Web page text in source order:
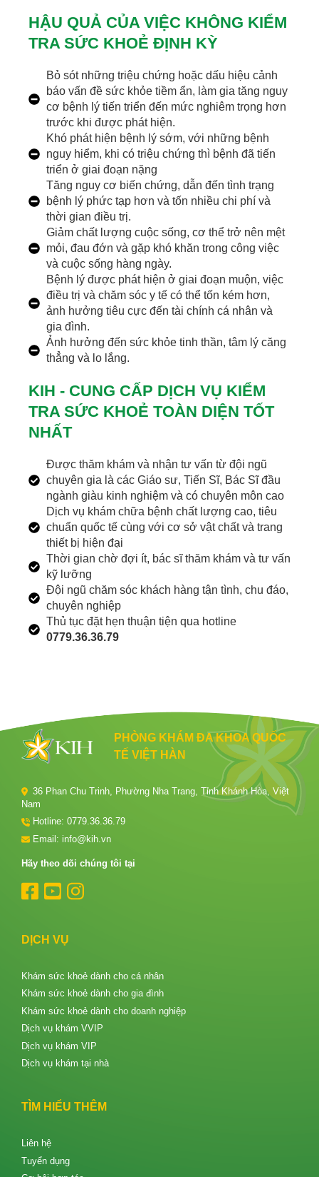
HẬU QUẢ CỦA VIỆC KHÔNG KIỂM
TRA SỨC KHOẺ ĐỊNH KỲ
Bỏ sót những triệu chứng hoặc dấu hiệu cảnh
báo vấn đề sức khỏe tiềm ẩn, làm gia tăng nguy
cơ bệnh lý tiến triển đến mức nghiêm trọng hơn
trước khi được phát hiện.
Khó phát hiện bệnh lý sớm, với những bệnh
nguy hiểm, khi có triệu chứng thì bệnh đã tiến
triển ở giai đoạn nặng
Tăng nguy cơ biến chứng, dẫn đến tình trạng
bệnh lý phức tạp hơn và tốn nhiều chi phí và
thời gian điều trị.
Giảm chất lượng cuộc sống, cơ thể trở nên mệt
mỏi, đau đớn và gặp khó khăn trong công việc
và cuộc sống hàng ngày.
Bệnh lý được phát hiện ở giai đoạn muộn, việc
điều trị và chăm sóc y tế có thể tốn kém hơn,
ảnh hưởng tiêu cực đến tài chính cá nhân và
gia đình.
Ảnh hưởng đến sức khỏe tinh thần, tâm lý căng
thẳng và lo lắng.
KIH - CUNG CẤP DỊCH VỤ KIỂM
TRA SỨC KHOẺ TOÀN DIỆN TỐT
NHẤT
Được thăm khám và nhận tư vấn từ đội ngũ
chuyên gia là các Giáo sư, Tiến Sĩ, Bác Sĩ đầu
ngành giàu kinh nghiệm và có chuyên môn cao
Dịch vụ khám chữa bệnh chất lượng cao, tiêu
chuẩn quốc tế cùng với cơ sở vật chất và trang
thiết bị hiện đại
Thời gian chờ đợi ít, bác sĩ thăm khám và tư vấn
kỹ lưỡng
Đội ngũ chăm sóc khách hàng tận tình, chu đáo,
chuyên nghiệp
Thủ tục đặt hẹn thuận tiện qua hotline
0779.36.36.79
PHÒNG KHÁM ĐA KHOA QUỐC
TẾ VIỆT HÀN
36 Phan Chu Trinh, Phường Nha Trang, Tỉnh Khánh Hòa, Việt
Nam
Hotline: 0779.36.36.79
Email: info@kih.vn
Hãy theo dõi chúng tôi tại
DỊCH VỤ
Khám sức khoẻ dành cho cá nhân
Khám sức khoẻ dành cho gia đình
Khám sức khoẻ dành cho doanh nghiệp
Dịch vụ khám VVIP
Dịch vụ khám VIP
Dịch vụ khám tại nhà
TÌM HIỂU THÊM
Liên hệ
Tuyển dụng